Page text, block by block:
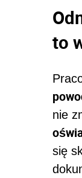
to
nie
się